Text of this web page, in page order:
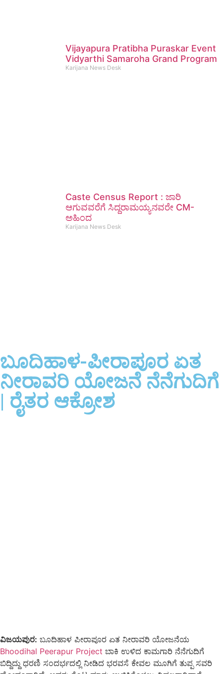
Vijayapura Pratibha Puraskar Event
Vidyarthi Samaroha Grand Program
Karijana News Desk
Caste Census Report : ಜಾರಿ
ಆಗುವವರೆಗೆ ಸಿದ್ದರಾಮಯ್ಯನವರೇ CM-
ಅಹಿಂದ
Karijana News Desk
ಬೂದಿಹಾಳ-ಪೀರಾಪೂರ ಏತ
ನೀರಾವರಿ ಯೋಜನೆ ನೆನೆಗುದಿಗೆ
| ರೈತರ ಆಕ್ರೋಶ
ವಿಜಯಪುರ: ಬೂದಿಹಾಳ ಪೀರಾಪೂರ ಏತ ನೀರಾವರಿ ಯೋಜನೆಯ
Bhoodihal Peerapur Project ಬಾಕಿ ಉಳಿದ ಕಾಮಗಾರಿ ನೆನೆಗುದಿಗೆ
ಬಿದ್ದಿದ್ದು ಧರಣಿ ಸಂದರ್ಭದಲ್ಲಿ ನೀಡಿದ ಭರವಸೆ ಕೇವಲ ಮೂಗಿಗೆ ತುಪ್ಪ ಸವರಿ